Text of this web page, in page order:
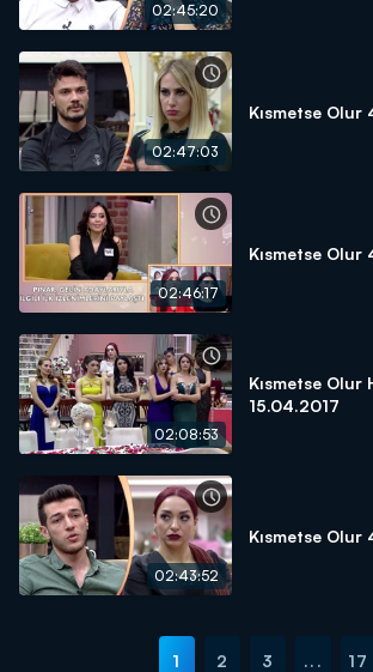
02:45:20
02:47:03
Kısmetse Olur
02:46:17
Kısmetse Olur
02:08:53
Kısmetse Olur
15.04.2017
02:43:52
Kısmetse Olur
1 2 3 ... 17